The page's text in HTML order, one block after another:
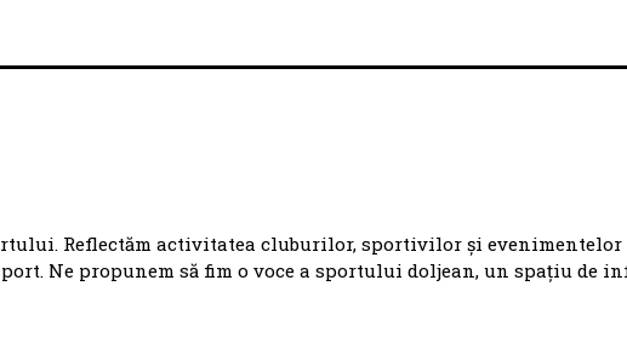
Reflectăm activitatea cluburilor, sportivilor și
Ne propunem să fim o voce a sportului doljean, un spațiu de